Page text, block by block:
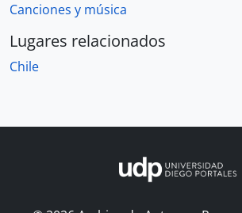
Canciones y música
Lugares relacionados
Chile